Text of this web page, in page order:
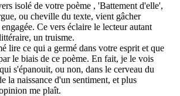
isolé de votre poème , 'Battement d'elle',
ou cheville du texte, vient gâcher
Ce vers éclaire le lecteur autant
un truisme.
lire ce qui a germé dans votre esprit et que
le biais de ce poème. En fait, je le vois
s'épanouit, ou non, dans le cerveau du
la naissance d'un sentiment, et plus
me plaît.